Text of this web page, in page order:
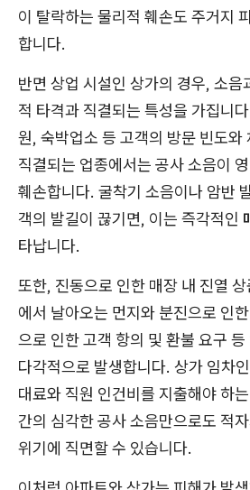
이 탈락하는 물리적 훼손도 주거지
합니다.
반면 상업 시설인 상가의 경우, 소음
적 타격과 직결되는 특성을 가집니
원, 숙박업소 등 고객의 방문 빈도와
직결되는 업종에서는 공사 소음이
훼손합니다. 굴착기 소음이나 암반
객의 발길이 끊기면, 이는 즉각적인
타납니다.
또한, 진동으로 인한 매장 내 진열
에서 날아오는 먼지와 분진으로 인
으로 인한 고객 항의 및 환불 요구
다각적으로 발생합니다. 상가 임차
대료와 직원 인건비를 지출해야 하
간의 심각한 공사 소음만으로도 적
위기에 직면할 수 있습니다.